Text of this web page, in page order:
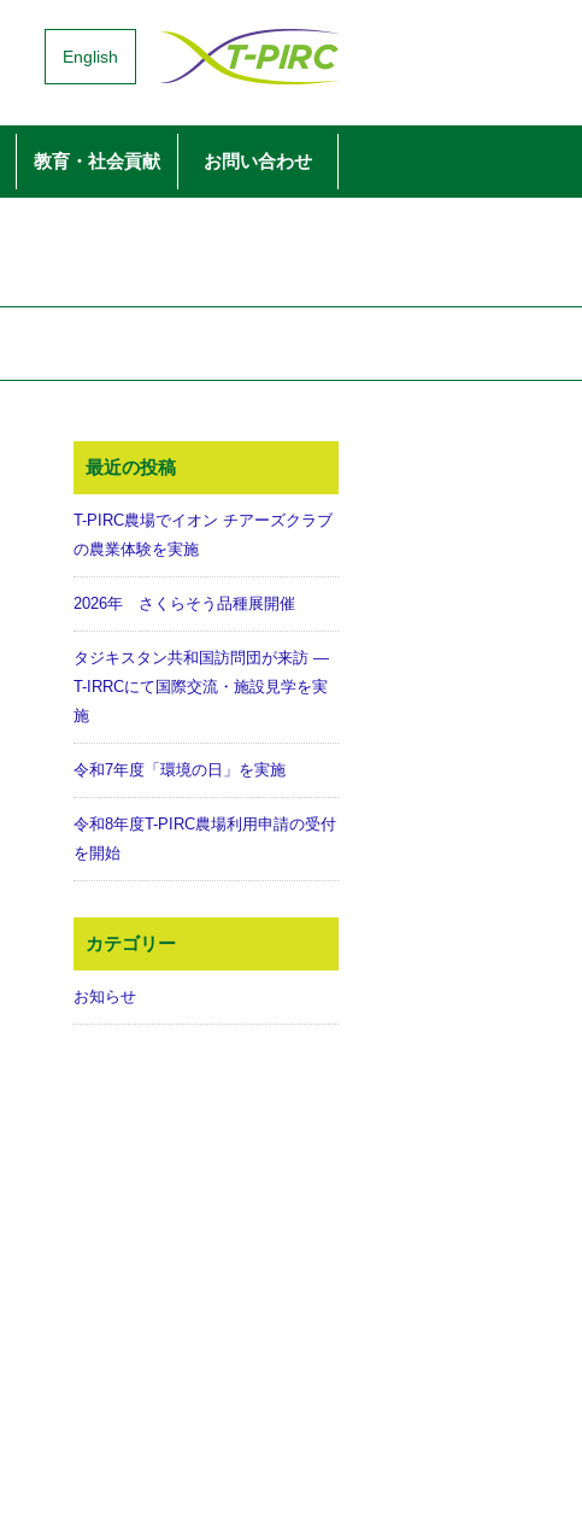
English
教育・社会貢献 お問い合わせ
最近の投稿
T-PIRC農場でイオン チアーズクラブ
の農業体験を実施
2026年 さくらそう品種展開催
タジキスタン共和国訪問団が来訪 ―
T-IRRCにて国際交流・施設見学を実
施
令和7年度「環境の日」を実施
令和8年度T-PIRC農場利用申請の受付
を開始
カテゴリー
お知らせ